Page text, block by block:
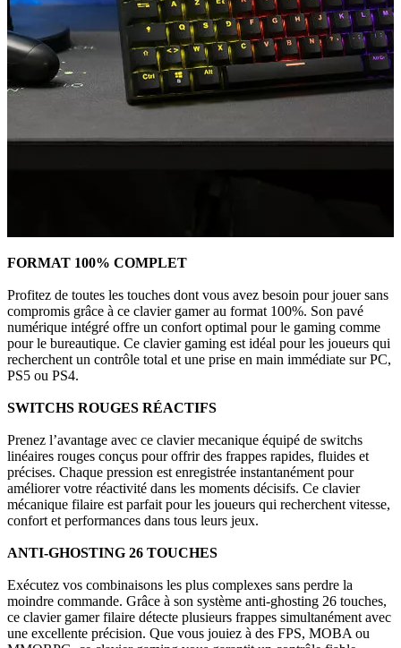
FORMAT 100% COMPLET
Profitez de toutes les touches dont vous avez besoin pour jouer sans
compromis grâce à ce clavier gamer au format 100%. Son pavé
numérique intégré offre un confort optimal pour le gaming comme
pour le bureautique. Ce clavier gaming est idéal pour les joueurs qui
recherchent un contrôle total et une prise en main immédiate sur PC,
PS5 ou PS4.
SWITCHS ROUGES RÉACTIFS
Prenez l’avantage avec ce clavier mecanique équipé de switchs
linéaires rouges conçus pour offrir des frappes rapides, fluides et
précises. Chaque pression est enregistrée instantanément pour
améliorer votre réactivité dans les moments décisifs. Ce clavier
mécanique filaire est parfait pour les joueurs qui recherchent vitesse,
confort et performances dans tous leurs jeux.
ANTI-GHOSTING 26 TOUCHES
Exécutez vos combinaisons les plus complexes sans perdre la
moindre commande. Grâce à son système anti-ghosting 26 touches,
ce clavier gamer filaire détecte plusieurs frappes simultanément avec
une excellente précision. Que vous jouiez à des FPS, MOBA ou